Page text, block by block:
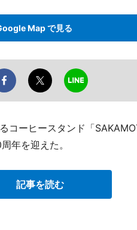
Map で見る
コーヒースタンド「
年を迎えた。
記事を読む